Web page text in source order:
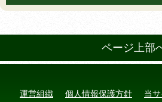
ページ上部
運営組織 個人情報保護方針 当